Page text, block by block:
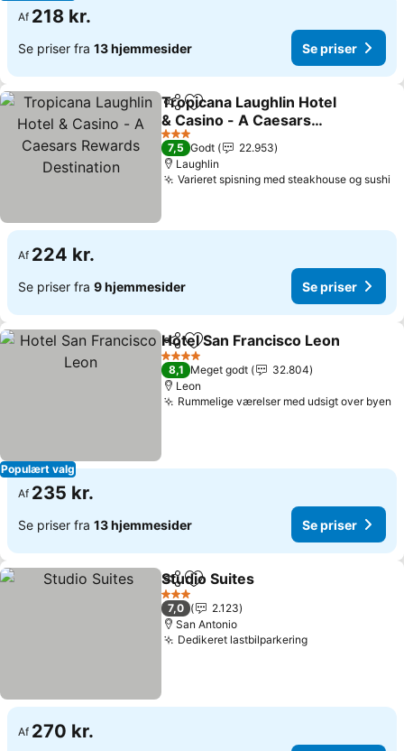
Af 218 kr.
Se priser fra 13 hjemmesider Se priser
Del Føj til favoritter
Tropicana Laughlin Hotel
& Casino - A Caesars
Rewards Destination
3 Stjerner
7,5 Godt
22.953
Laughlin
Varieret spisning med steakhouse og sushi
Af 224 kr.
Se priser fra 9 hjemmesider Se priser
Populært valg
Del Føj til favoritter
Hotel San Francisco Leon
4 Stjerner
8,1 Meget godt
32.804
Leon
Rummelige værelser med udsigt over byen
Af 235 kr.
Se priser fra 13 hjemmesider Se priser
Del Føj til favoritter
Studio Suites
3 Stjerner
7,0
2.123
San Antonio
Dedikeret lastbilparkering
Af 270 kr.